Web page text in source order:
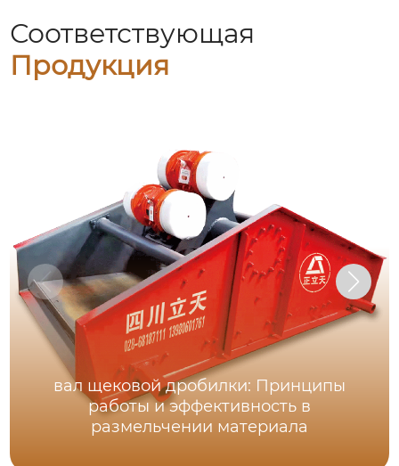
Соответствующая
Продукция
вал щековой дробилки: Принципы
работы и эффективность в
размельчении материала